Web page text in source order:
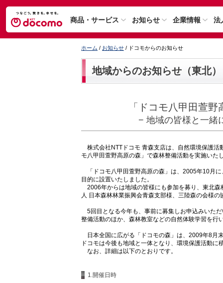
商品・サービス お知らせ 企業情報 法
ホーム / お知らせ / ドコモからのお知らせ
地域からのお知らせ（東北）
「ドコモ八甲田萱
− 地域の皆様と一緒
株式会社NTTドコモ 青森支店は、自然環境保護活
モ八甲田萱野高原の森」で森林整備活動を実施いた
「ドコモ八甲田萱野高原の森」は、2005年10月
目的に設置いたしました。
2006年からは地域の皆様にも参加を募り、東北森
人 日本森林林業振興会青森支部様、三陸森の会様
5回目となる今年も、事前に募集しお申込みいた
整備活動のほか、森林教室などの自然体験学習を行
日本全国に広がる「ドコモの森」は、2009年8月
ドコモは今後も地域と一体となり、環境保護活動に
なお、詳細は以下のとおりです。
1.開催日時